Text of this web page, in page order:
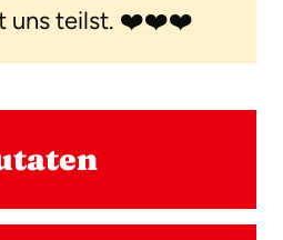
uns teilst. ❤️❤️❤️